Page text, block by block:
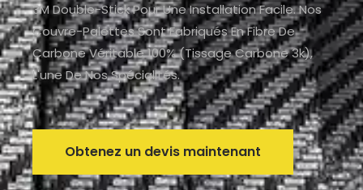
3M Double-Stick Pour Une Installation Facile. Nos
Couvre-Palettes Sont Fabriqués En Fibre De
Carbone Véritable 100% (tissage Carbone 3k),
L'une De Nos Spécialités.
Obtenez un devis maintenant